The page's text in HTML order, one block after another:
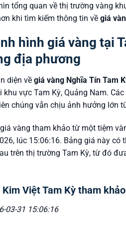
tổng quan về thị trường vàng
khi tìm kiếm thông tin về giá
hình giá vàng tại
địa phương
diện về giá vàng Nghĩa Tín Tam
vực Tam Kỳ, Quảng Nam.
chúng vẫn chịu ảnh hưởng lớn
vàng tham khảo từ một tiệm
lúc 15:06:16. Bảng giá này
trên thị trường Tam Kỳ, từ đó
Việt Tam Kỳ tham
03-31 15:06:16